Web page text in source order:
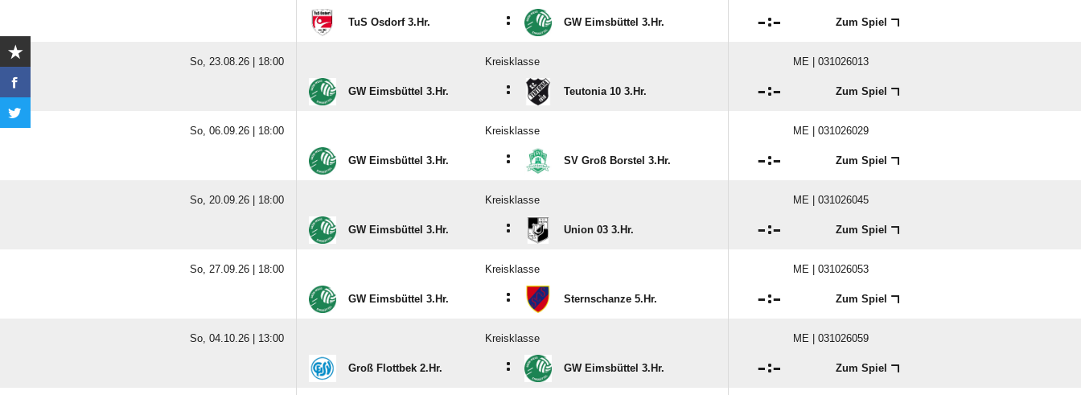
TuS Osdorf 3.Hr. : GW Eimsbüttel 3.Hr. : Zum Spiel
So, 23.08.26 | 18:00 Kreisklasse ME | 031026013
GW Eimsbüttel 3.Hr. : Teutonia 10 3.Hr. : Zum Spiel
So, 06.09.26 | 18:00 Kreisklasse ME | 031026029
GW Eimsbüttel 3.Hr. : SV Groß Borstel 3.Hr. : Zum Spiel
So, 20.09.26 | 18:00 Kreisklasse ME | 031026045
GW Eimsbüttel 3.Hr. : Union 03 3.Hr. : Zum Spiel
So, 27.09.26 | 18:00 Kreisklasse ME | 031026053
GW Eimsbüttel 3.Hr. : Sternschanze 5.Hr. : Zum Spiel
So, 04.10.26 | 13:00 Kreisklasse ME | 031026059
Groß Flottbek 2.Hr. : GW Eimsbüttel 3.Hr. : Zum Spiel